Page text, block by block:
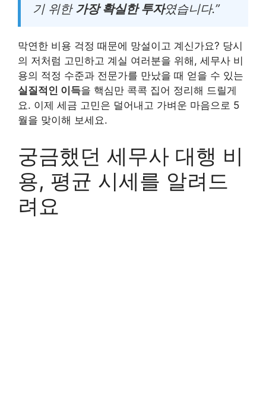
기 위한 가장 확실한 투자였습니다.”
막연한 비용 걱정 때문에 망설이고 계신가요? 당시
의 저처럼 고민하고 계실 여러분을 위해, 세무사 비
용의 적정 수준과 전문가를 만났을 때 얻을 수 있는
실질적인 이득을 핵심만 콕콕 집어 정리해 드릴게
요. 이제 세금 고민은 덜어내고 가벼운 마음으로 5
월을 맞이해 보세요.
궁금했던 세무사 대행 비
용, 평균 시세를 알려드
려요